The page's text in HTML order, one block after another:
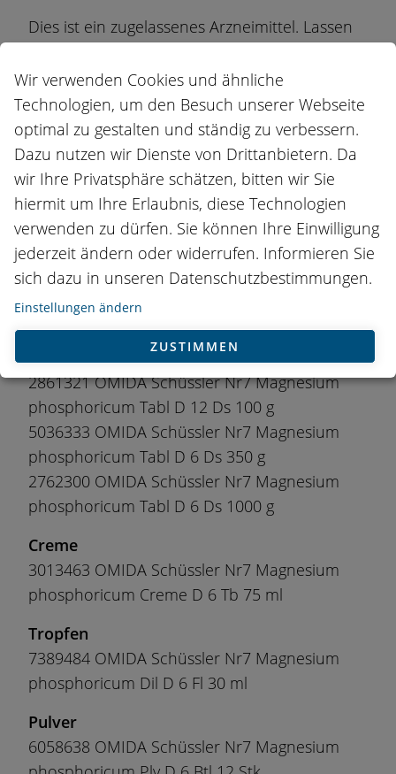
Dies ist ein zugelassenes Arzneimittel. Lassen
lesen Sie die Angaben auf der Packung.
Erhältlich in Apotheken und Drogerien.
PHARMACODES
Tabletten
0189925 OMIDA Schüssler Nr7 Magnesium
phosphoricum Tabl D 6 Ds 20 g
2780367 OMIDA Schüssler Nr7 Magnesium
phosphoricum Tabl D 3 Ds 100 g
2771368 OMIDA Schüssler Nr7 Magnesium
phosphoricum Tabl D 6 Ds 100 g
2861321 OMIDA Schüssler Nr7 Magnesium
phosphoricum Tabl D 12 Ds 100 g
5036333 OMIDA Schüssler Nr7 Magnesium
phosphoricum Tabl D 6 Ds 350 g
2762300 OMIDA Schüssler Nr7 Magnesium
phosphoricum Tabl D 6 Ds 1000 g
Creme
3013463 OMIDA Schüssler Nr7 Magnesium
phosphoricum Creme D 6 Tb 75 ml
Tropfen
7389484 OMIDA Schüssler Nr7 Magnesium
phosphoricum Dil D 6 Fl 30 ml
Pulver
6058638 OMIDA Schüssler Nr7 Magnesium
Wir verwenden Cookies und ähnliche
Technologien, um den Besuch unserer Webseite
optimal zu gestalten und ständig zu verbessern.
Dazu nutzen wir Dienste von Drittanbietern. Da
wir Ihre Privatsphäre schätzen, bitten wir Sie
hiermit um Ihre Erlaubnis, diese Technologien
verwenden zu dürfen. Sie können Ihre Einwilligung
jederzeit ändern oder widerrufen. Informieren Sie
sich dazu in unseren Datenschutzbestimmungen.
Einstellungen ändern
ZUSTIMMEN